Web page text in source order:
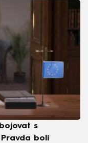
s
bolí